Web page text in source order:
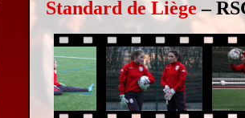
Standard de Liège–